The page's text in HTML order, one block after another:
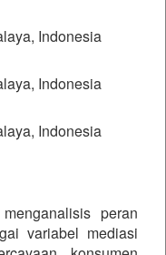
Indonesia
Indonesia
Indonesia
peran
variabel mediasi